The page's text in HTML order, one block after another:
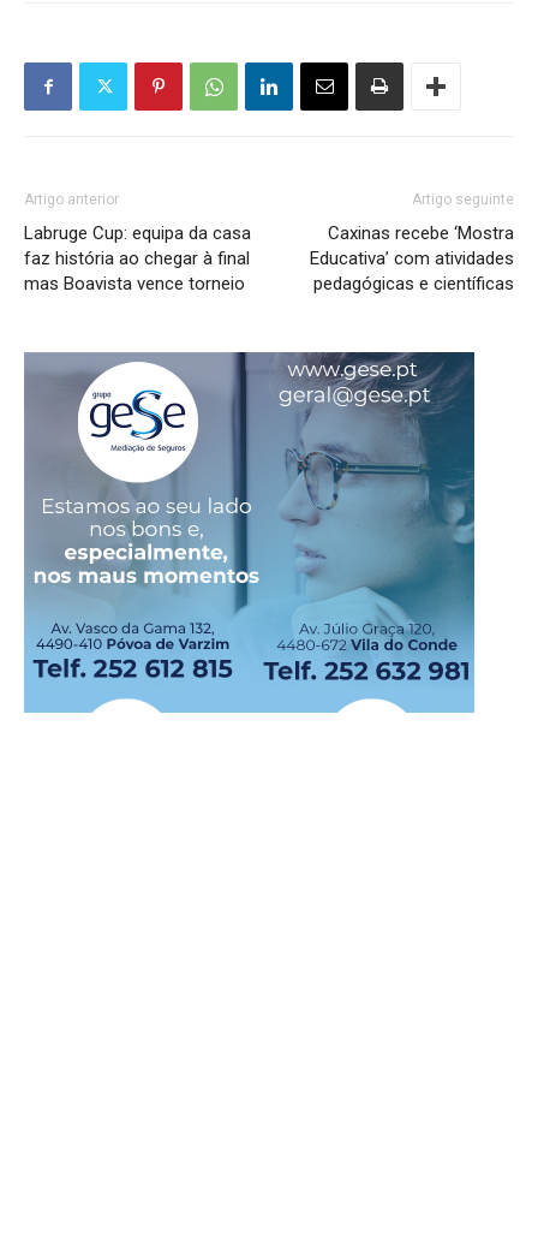
Artigo anterior
Labruge Cup: equipa da casa
faz história ao chegar à final
mas Boavista vence torneio
Artigo seguinte
Caxinas recebe ‘Mostra
Educativa’ com atividades
pedagógicas e científicas